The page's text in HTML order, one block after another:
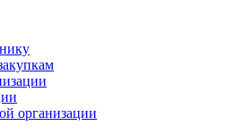
организации